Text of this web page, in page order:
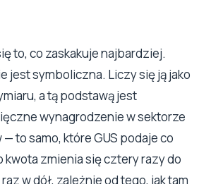
to, co zaskakuje najbardziej.
jest symboliczna. Liczy się ją jako
a tą podstawą jest
wynagrodzenie w sektorze
to samo, które GUS podaje co
kwota zmienia się cztery razy do
w dół, zależnie od tego, jak tam